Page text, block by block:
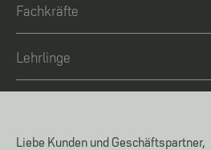
Liebe Kunden und Geschäftspartner,
Fachkräfte
Lehrlinge